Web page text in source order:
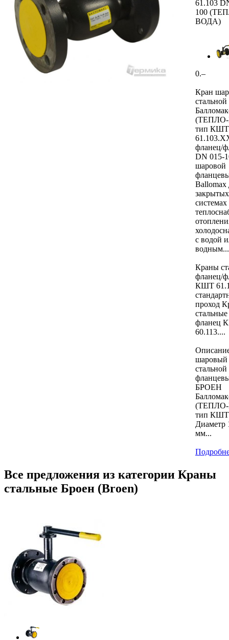
61.103
100
ВОДА)
0.–
Кран
тип КШТ
фланец/
DN 015-
шаровой
Ballomax
закрытых
системах
с водой
водным...
Краны
фланец/
КШТ
проход
фланец
60.113....
шаровый
стальной
БРОЕН
тип КШТ
Диаметр
мм...
Все предложения из категории Краны
стальные Броен (Broen)